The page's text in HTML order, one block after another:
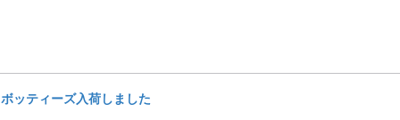
ボッティーズ入荷しました